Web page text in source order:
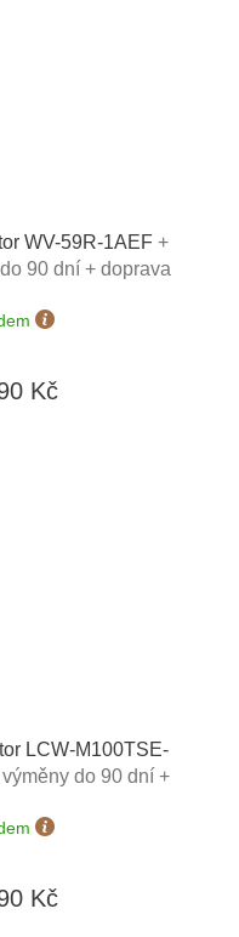
WV-59R-1AEF+
90 dní + doprava
Kč
LCW-M100TSE-
do 90 dní +
Kč